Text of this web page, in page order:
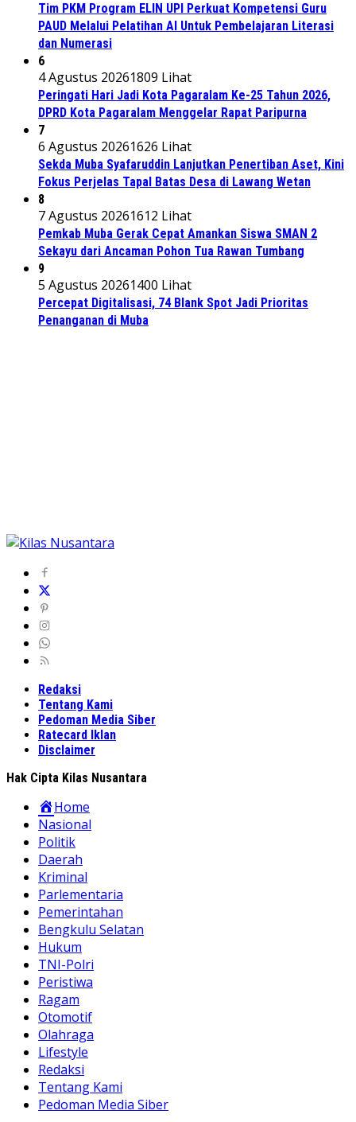
Tim PKM Program ELIN UPI Perkuat Kompetensi Guru
PAUD Melalui Pelatihan AI Untuk Pembelajaran Literasi
dan Numerasi
6
4 Agustus 20261809 Lihat
Peringati Hari Jadi Kota Pagaralam Ke-25 Tahun 2026,
DPRD Kota Pagaralam Menggelar Rapat Paripurna
7
6 Agustus 20261626 Lihat
Sekda Muba Syafaruddin Lanjutkan Penertiban Aset, Kini
Fokus Perjelas Tapal Batas Desa di Lawang Wetan
8
7 Agustus 20261612 Lihat
Pemkab Muba Gerak Cepat Amankan Siswa SMAN 2
Sekayu dari Ancaman Pohon Tua Rawan Tumbang
9
5 Agustus 20261400 Lihat
Percepat Digitalisasi, 74 Blank Spot Jadi Prioritas
Penanganan di Muba
Redaksi
Tentang Kami
Pedoman Media Siber
Ratecard Iklan
Disclaimer
Hak Cipta Kilas Nusantara
Home
Nasional
Politik
Daerah
Kriminal
Parlementaria
Pemerintahan
Bengkulu Selatan
Hukum
TNI-Polri
Peristiwa
Ragam
Otomotif
Olahraga
Lifestyle
Redaksi
Tentang Kami
Pedoman Media Siber